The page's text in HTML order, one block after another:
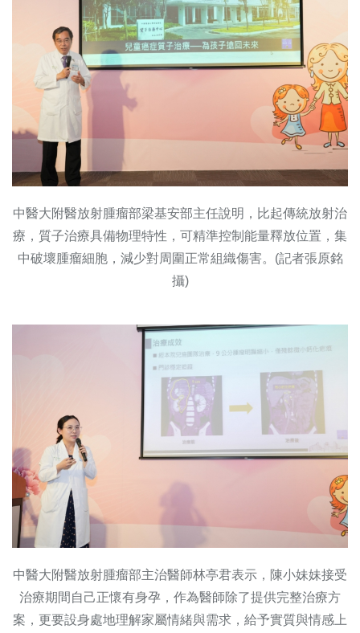
中醫大附醫放射腫瘤部梁基安部主任說明，比起傳統放射治
療，質子治療具備物理特性，可精準控制能量釋放位置，集
中破壞腫瘤細胞，減少對周圍正常組織傷害。(記者張原銘
攝)
中醫大附醫放射腫瘤部主治醫師林亭君表示，陳小妹妹接受
治療期間自己正懷有身孕，作為醫師除了提供完整治療方
案，更要設身處地理解家屬情緒與需求，給予實質與情感上